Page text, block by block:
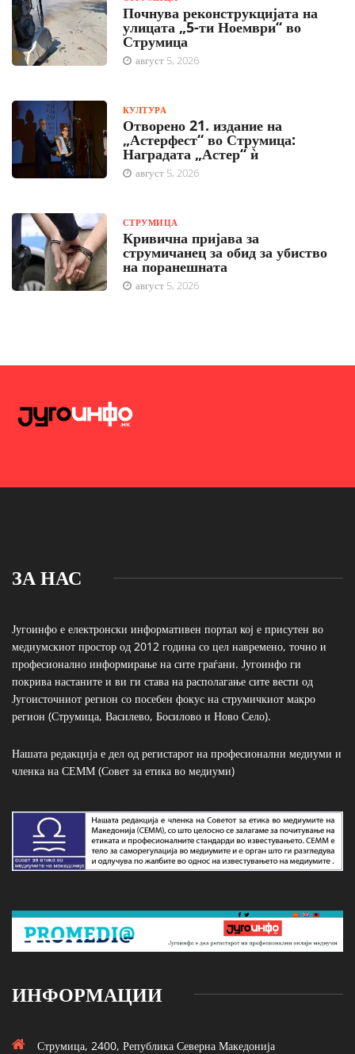
Почнува реконструкцијата на
улицата „5-ти Ноември“ во
Струмица
август 5, 2026
КУЛТУРА
Отворено 21. издание на
„Астерфест“ во Струмица:
Наградата „Астер“ ѝ
август 5, 2026
СТРУМИЦА
Кривична пријава за
струмичанец за обид за убиство
на поранешната
август 5, 2026
ЗА НАС
Југоинфо е електронски информативен портал кој е присутен во
медиумскиот простор од 2012 година со цел навремено, точно и
професионално информирање на сите граѓани. Југоинфо ги
покрива настаните и ви ги става на располагање сите вести од
Југоисточниот регион со посебен фокус на струмичкиот макро
регион (Струмица, Василево, Босилово и Ново Село).
Нашата редакција е дел од регистарот на професионални медиуми и
членка на СЕММ (Совет за етика во медиуми)
ИНФОРМАЦИИ
Струмица, 2400, Република Северна Македонија